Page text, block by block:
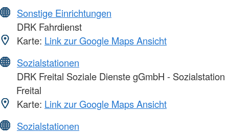
Sonstige Einrichtungen
DRK Fahrdienst
Karte: Link zur Google Maps Ansicht
Sozialstationen
DRK Freital Soziale Dienste gGmbH - Sozialstation
Freital
Karte: Link zur Google Maps Ansicht
Sozialstationen